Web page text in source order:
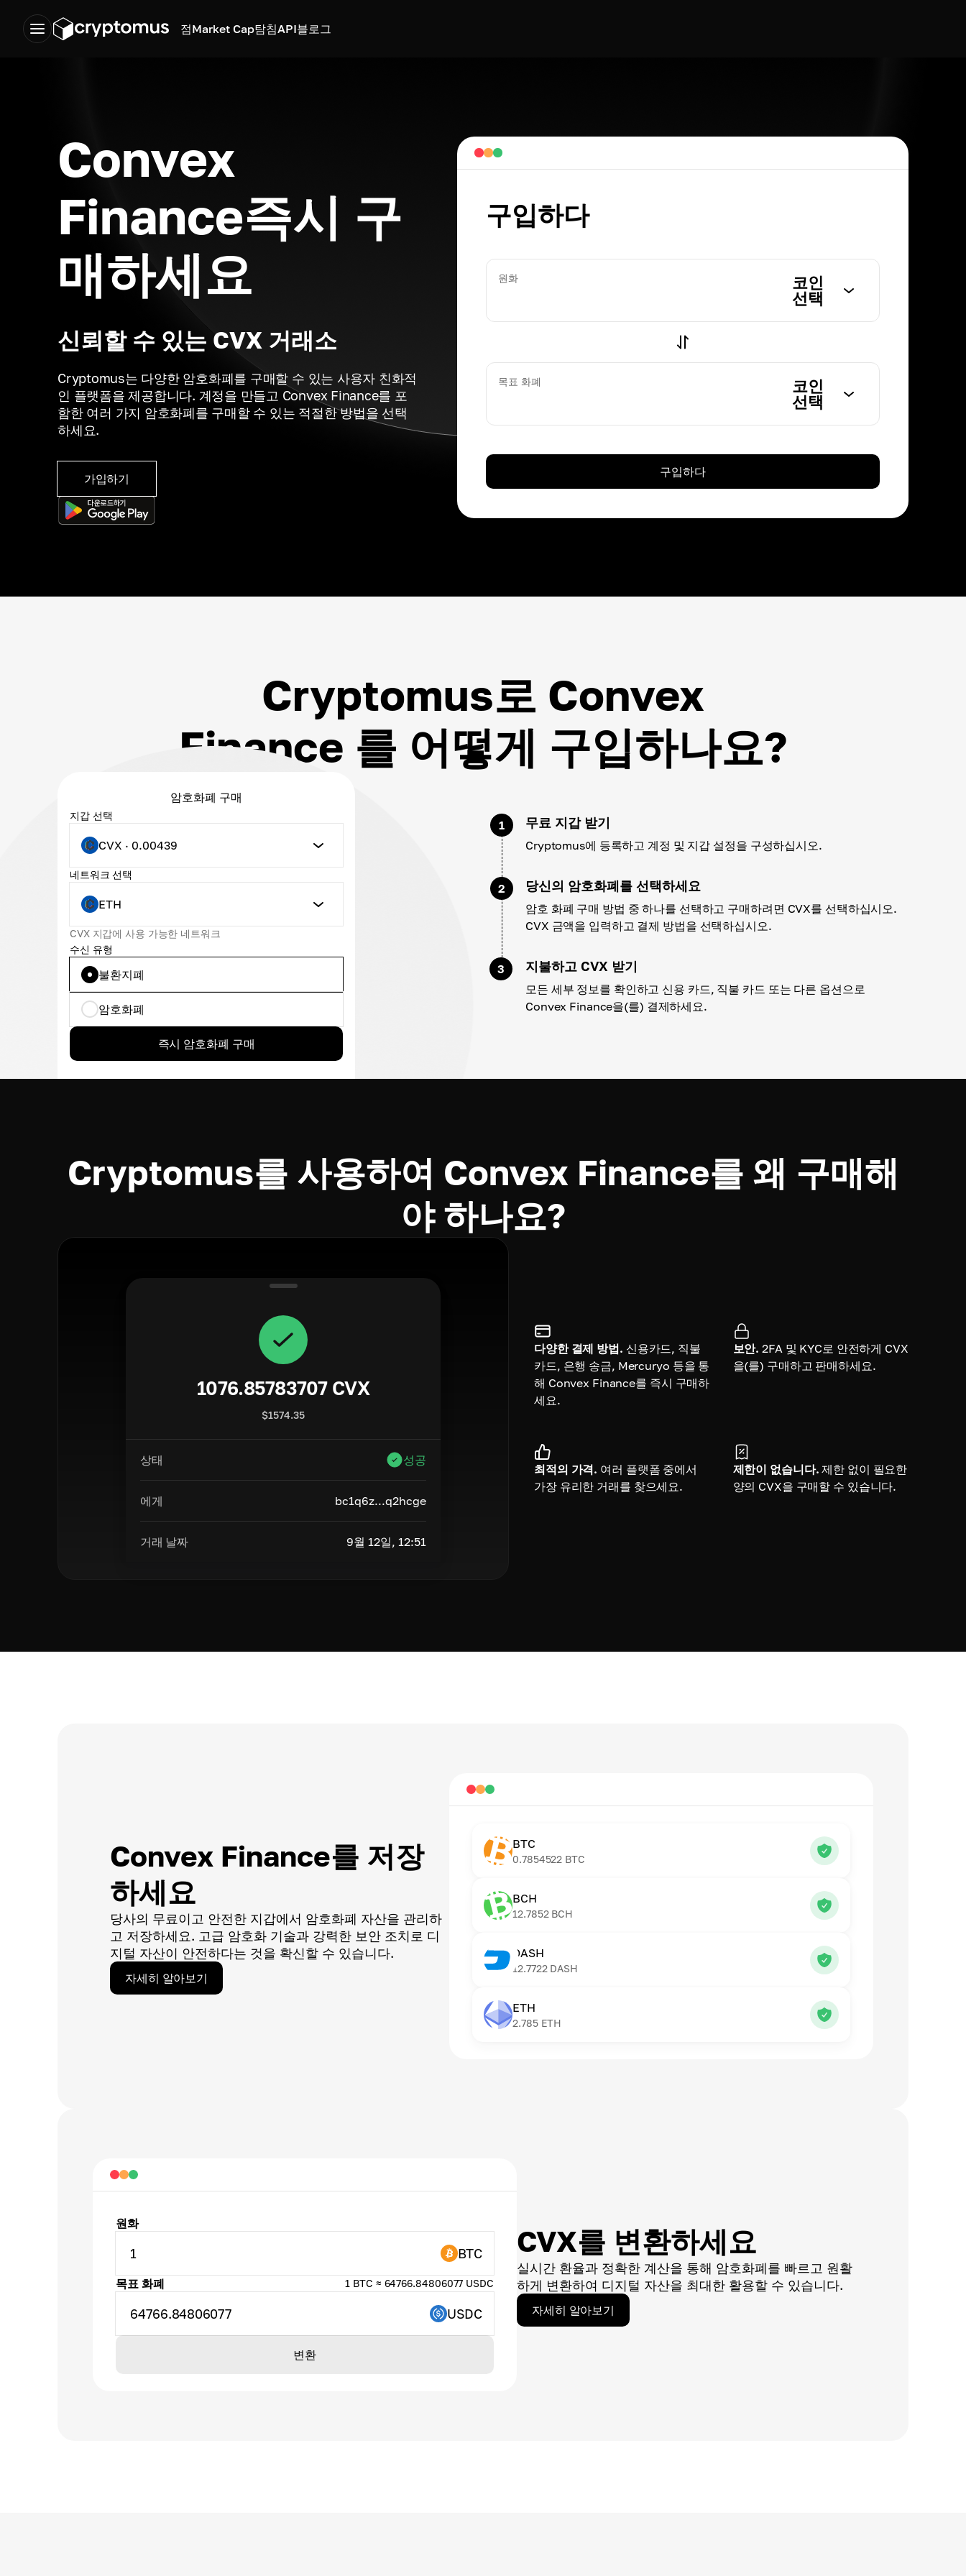
점Market Cap탐침API블로그
Convex
Finance즉시 구
매하세요
신뢰할 수 있는 CVX 거래소
Cryptomus는 다양한 암호화폐를 구매할 수 있는 사용자 친화적
인 플랫폼을 제공합니다. 계정을 만들고 Convex Finance를 포
함한 여러 가지 암호화폐를 구매할 수 있는 적절한 방법을 선택
하세요.
가입하기
구입하다
원화
코인
선택
목표 화폐
코인
선택
구입하다
Cryptomus로 Convex
Finance 를 어떻게 구입하나요?
암호화폐 구매
지갑 선택
CVX · 0.00439
네트워크 선택
ETH
CVX 지갑에 사용 가능한 네트워크
수신 유형
불환지폐
암호화폐
즉시 암호화폐 구매
1 무료 지갑 받기
Cryptomus에 등록하고 계정 및 지갑 설정을 구성하십시오.
2 당신의 암호화폐를 선택하세요
암호 화폐 구매 방법 중 하나를 선택하고 구매하려면 CVX를 선택하십시오.
CVX 금액을 입력하고 결제 방법을 선택하십시오.
3 지불하고 CVX 받기
모든 세부 정보를 확인하고 신용 카드, 직불 카드 또는 다른 옵션으로
Convex Finance을(를) 결제하세요.
Cryptomus를 사용하여 Convex Finance를 왜 구매해
야 하나요?
1076.85783707 CVX
$1574.35
상태 성공
에게 bc1q6z...q2hcge
거래 날짜 9월 12일, 12:51
다양한 결제 방법. 신용카드, 직불
카드, 은행 송금, Mercuryo 등을 통
해 Convex Finance를 즉시 구매하
세요.
보안. 2FA 및 KYC로 안전하게 CVX
을(를) 구매하고 판매하세요.
최적의 가격. 여러 플랫폼 중에서
가장 유리한 거래를 찾으세요.
제한이 없습니다. 제한 없이 필요한
양의 CVX을 구매할 수 있습니다.
Convex Finance를 저장
하세요
당사의 무료이고 안전한 지갑에서 암호화폐 자산을 관리하
고 저장하세요. 고급 암호화 기술과 강력한 보안 조치로 디
지털 자산이 안전하다는 것을 확신할 수 있습니다.
자세히 알아보기
BTC
0.7854522 BTC
BCH
12.7852 BCH
DASH
12.7722 DASH
ETH
2.785 ETH
CVX를 변환하세요
실시간 환율과 정확한 계산을 통해 암호화폐를 빠르고 원활
하게 변환하여 디지털 자산을 최대한 활용할 수 있습니다.
자세히 알아보기
원화
1 BTC
목표 화폐 1 BTC ≈ 64766.84806077 USDC
64766.84806077 USDC
변환